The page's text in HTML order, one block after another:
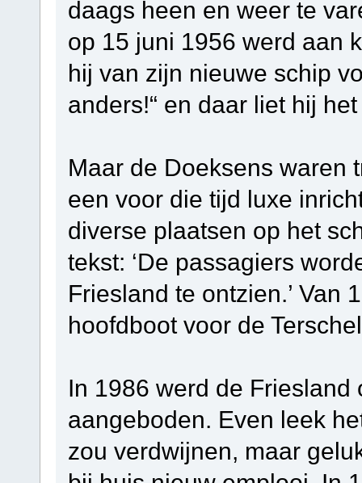
daags heen en weer te
op 15 juni 1956 werd aan
hij van zijn nieuwe schip
anders!“ en daar liet hij
Maar de Doeksens waren
een voor die tijd luxe
diverse plaatsen op het
tekst: ‘De passagiers
Friesland te ontzien.’ Van
hoofdboot voor de
In 1986 werd de Friesland
aangeboden. Even leek
zou verdwijnen, maar